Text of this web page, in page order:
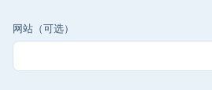
网站（可选）